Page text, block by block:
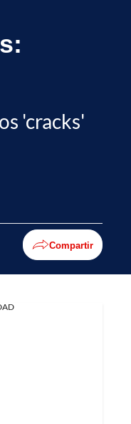
'cracks'
Compartir